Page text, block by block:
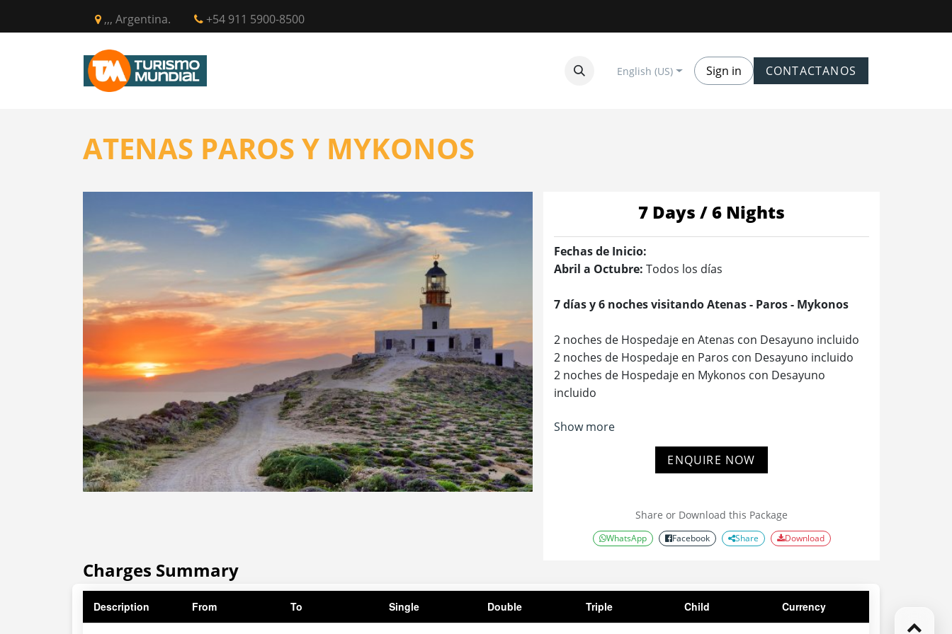
,,, Argentina. +54 911 5900-8500
English (US) Sign in CONTACTANOS
ATENAS PAROS Y MYKONOS
7 Days / 6 Nights
Fechas de Inicio:
Abril a Octubre: Todos los días
7 días y 6 noches visitando Atenas - Paros - Mykonos
2 noches de Hospedaje en Atenas con Desayuno incluido
2 noches de Hospedaje en Paros con Desayuno incluido
2 noches de Hospedaje en Mykonos con Desayuno
incluido
El tour no se realizará los días 11/04, 27/04, 29/04,
Show more
ENQUIRE NOW
Share or Download this Package
WhatsApp Facebook Share Download
Charges Summary
Description From To Single Double Triple Child Currency